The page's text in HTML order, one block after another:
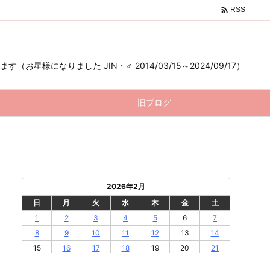
す（お星様になりました JIN・♂ 2014/03/15～2024/09/17）
旧ブログ
 RSS
2026年2月
日
月 火 水 木 金
土
1
2 3 4 5 6
7
8
9 10 11 12 13
14
15
16 17 18 19 20
21